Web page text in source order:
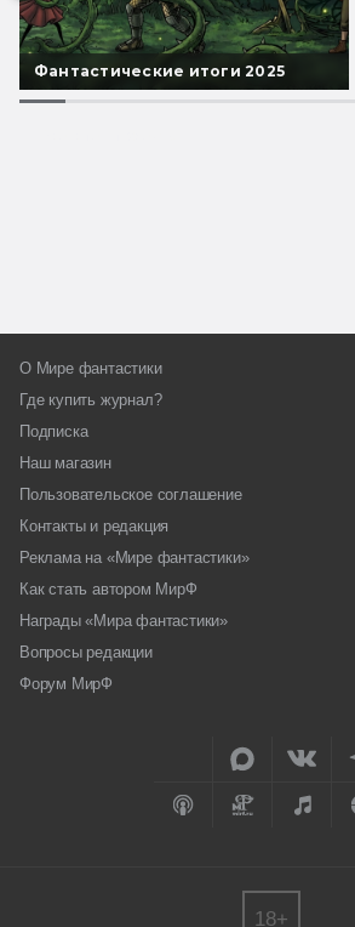
Фантастические итоги 2025
О Мире фантастики
Где купить журнал?
Подписка
Наш магазин
Пользовательское соглашение
Контакты и редакция
Реклама на «Мире фантастики»
Как стать автором МирФ
Награды «Мира фантастики»
Вопросы редакции
Форум МирФ
18+